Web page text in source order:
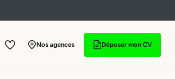
Nos agences Déposer mon CV